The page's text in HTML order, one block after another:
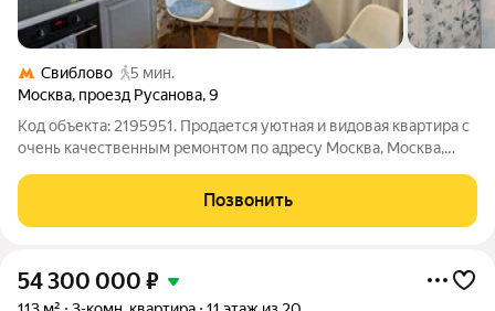
Свиблово
5 мин.
Москва, проезд Русанова,9
Код объекта: 2195951. Продается уютная и видовая квартира с
очень качественным ремонтом по адресу Москва, Москва,
расположена на 11 этаже. Общая площадь 54 м, жилая 40 м,
Позвонить
54 300 000 ₽